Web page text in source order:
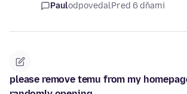
PaulodpovedalPred 6 dňami
please remove temu from my